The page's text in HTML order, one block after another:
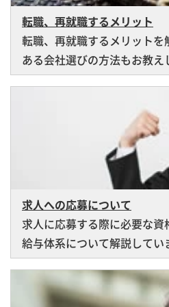
転職、再就職するメリット
転職、再就職するメリット
ある会社選びの方法もお教え
求人への応募について
求人に応募する際に必要な
給与体系について解説してい